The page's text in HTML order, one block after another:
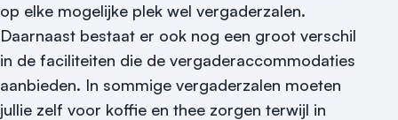
Vraag locatie aan
Locatiegids
op elke mogelijke plek wel vergaderzalen.
Daarnaast bestaat er ook nog een groot verschil
in de faciliteiten die de vergaderaccommodaties
aanbieden. In sommige vergaderzalen moeten
jullie zelf voor koffie en thee zorgen terwijl in